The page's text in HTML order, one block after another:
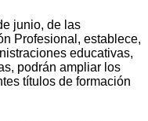
junio, de las
Profesional, establece,
educativas,
podrán ampliar los
títulos de formación